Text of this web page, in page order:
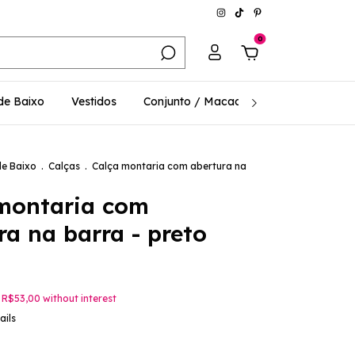
0
Baixo Vestidos Conjunto / Macacões
Baixo . Calças . Calça montaria com abertura na
com
na barra - preto
R$53,00 without interest